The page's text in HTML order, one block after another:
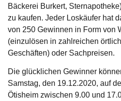
Bäckerei Burkert,
zu kaufen. Jeder Loskäufer hat
von 250 Gewinnen in Form von
(einzulösen in zahlreichen
Geschäften) oder Sachpreisen.
Die glücklichen Gewinner
Samstag, den 19.12.2020, auf
Ötisheim zwischen 9.00 und